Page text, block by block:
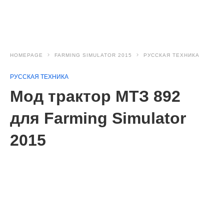
HOMEPAGE FARMING SIMULATOR 2015 РУССКАЯ ТЕХНИКА
РУССКАЯ ТЕХНИКА
Мод трактор МТЗ 892
для Farming Simulator
2015